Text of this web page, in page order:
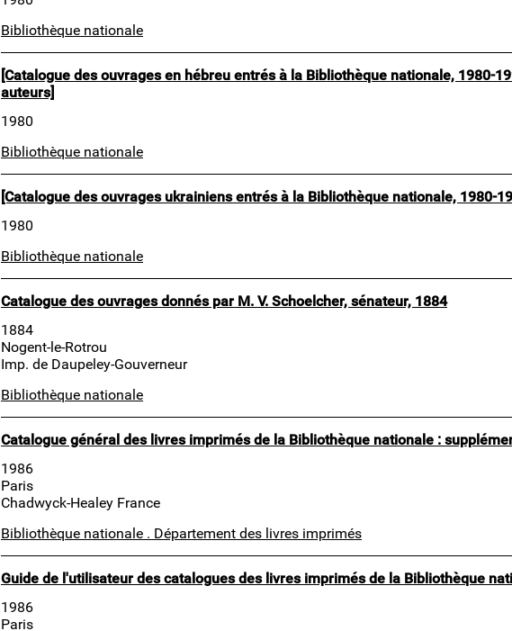
Bibliothèque nationale
[Catalogue des ouvrages en hébreu entrés à la Bibliothèque nationale, 1980-
auteurs]
1980
Bibliothèque nationale
[Catalogue des ouvrages ukrainiens entrés à la Bibliothèque nationale, 1980-
1980
Bibliothèque nationale
Catalogue des ouvrages donnés par M. V. Schoelcher, sénateur, 1884
1884
Nogent-le-Rotrou
Imp. de Daupeley-Gouverneur
Bibliothèque nationale
Catalogue général des livres imprimés de la Bibliothèque nationale :
1986
Paris
Chadwyck-Healey France
Bibliothèque nationale . Département des livres imprimés
Guide de l'utilisateur des catalogues des livres imprimés de la Bibliothèque
1986
Paris